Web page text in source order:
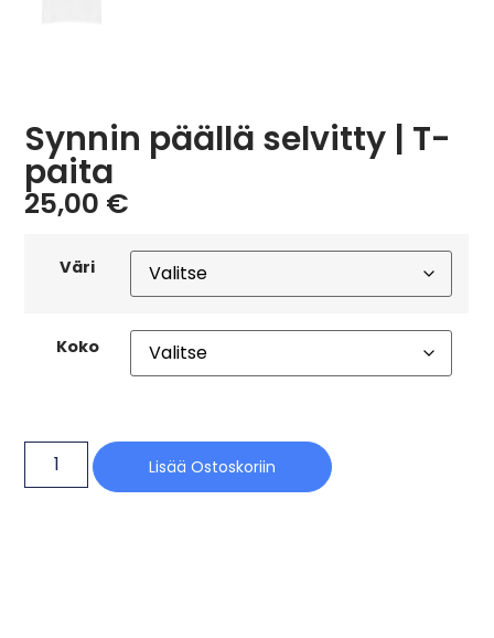
Synnin päällä selvitty | T-
paita
25,00 €
Väri
Koko
Lisää Ostoskoriin